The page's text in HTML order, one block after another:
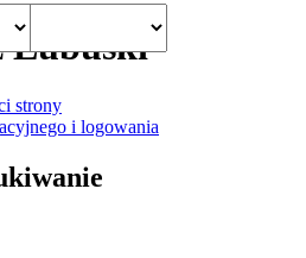
strony
i logowania